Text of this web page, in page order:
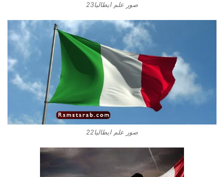
صور علم ايطاليا23
صور علم ايطاليا22